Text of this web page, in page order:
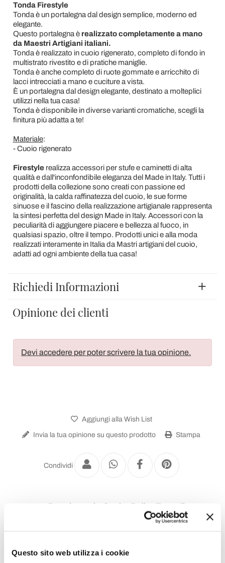
Questo sito web utilizza i cookie
Tonda Firestyle
Tonda è un portalegna dal design semplice, moderno ed
elegante.
Questo portalegna è realizzato completamente a mano
da Maestri Artigiani italiani.
Tonda è realizzato in cuoio rigenerato, completo di fondo in
multistrato rivestito e di pratiche maniglie.
Tonda è anche completo di ruote gommate e arricchito di
lacci intrecciati a mano e cuciture a vista.
È un portalegna dal design elegante, destinato a molteplici
utilizzi nella tua casa!
Tonda è disponibile in diverse varianti cromatiche, scegli la
finitura più adatta a te!
Materiale:
- Cuoio rigenerato
Firestyle realizza accessori per stufe e caminetti di alta
qualità e dall'inconfondibile eleganza del Made in Italy. Tutti i
prodotti della collezione sono creati con passione ed
originalità, la calda raffinatezza del cuoio, le sue forme
sinuose e il fascino della realizzazione artigianale rappresenta
la sintesi perfetta del design Made in Italy. Accessori con la
peculiarità di aggiungere piacere e bellezza al fuoco, in
qualsiasi spazio, oltre il tempo. Prodotti unici e alla moda
realizzati interamente in Italia da Mastri artigiani del cuoio,
adatti ad ogni ambiente della tua casa!
Richiedi Informazioni
Opinione dei clienti
Devi accedere per poter scrivere la tua opinione.
Aggiungi alla Wish List
Invia la tua opinione su questo prodotto Stampa
Condividi
Portalegna in Cuoio, Pelle, Ecopelle